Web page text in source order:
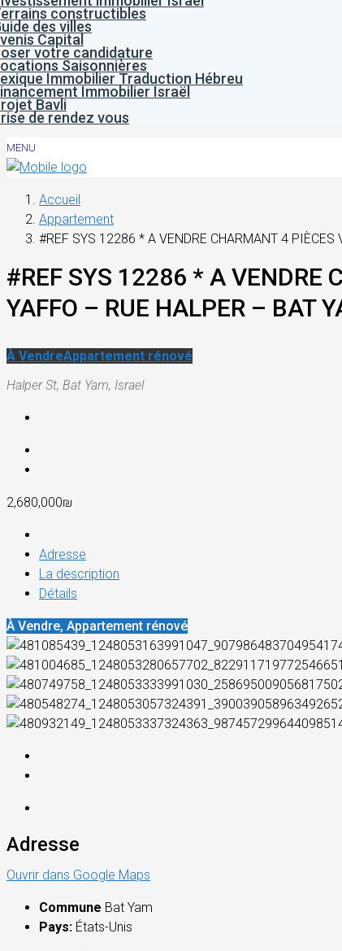
constructibles
des villes
Capital
votre candidature
Saisonnières
Immobilier Traduction Hébreu
Immobilier Israël
Bavli
de rendez vous
MENU
Accueil
Appartement
#REF SYS 12286 * A VENDRE CHARMANT 4 PIÈCES
#REF SYS 12286 * A VENDRE
YAFFO – RUE HALPER – BAT
À VendreAppartement rénové
Halper St, Bat Yam, Israel
2,680,000₪
Adresse
La description
Détails
À Vendre, Appartement rénové
Adresse
Ouvrir dans Google Maps
Commune Bat Yam
Pays: États-Unis